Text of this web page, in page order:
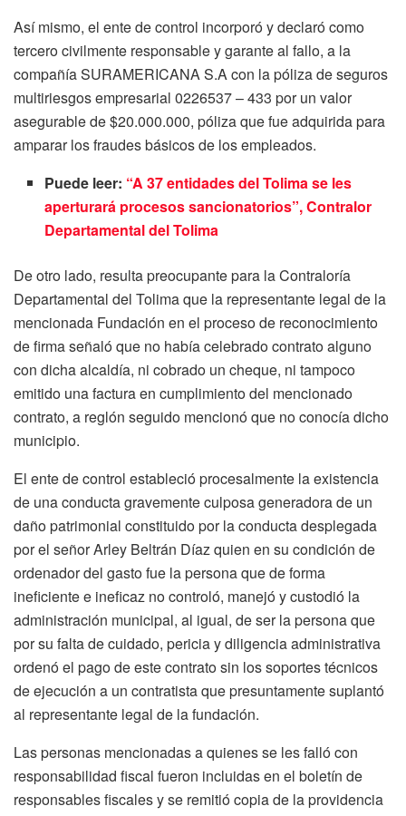
Así mismo, el ente de control incorporó y declaró como
tercero civilmente responsable y garante al fallo, a la
compañía SURAMERICANA S.A con la póliza de seguros
multiriesgos empresarial 0226537 – 433 por un valor
asegurable de $20.000.000, póliza que fue adquirida para
amparar los fraudes básicos de los empleados.
Puede leer: “A 37 entidades del Tolima se les
aperturará procesos sancionatorios”, Contralor
Departamental del Tolima
De otro lado, resulta preocupante para la Contraloría
Departamental del Tolima que la representante legal de la
mencionada Fundación en el proceso de reconocimiento
de firma señaló que no había celebrado contrato alguno
con dicha alcaldía, ni cobrado un cheque, ni tampoco
emitido una factura en cumplimiento del mencionado
contrato, a reglón seguido mencionó que no conocía dicho
municipio.
El ente de control estableció procesalmente la existencia
de una conducta gravemente culposa generadora de un
daño patrimonial constituido por la conducta desplegada
por el señor Arley Beltrán Díaz quien en su condición de
ordenador del gasto fue la persona que de forma
ineficiente e ineficaz no controló, manejó y custodió la
administración municipal, al igual, de ser la persona que
por su falta de cuidado, pericia y diligencia administrativa
ordenó el pago de este contrato sin los soportes técnicos
de ejecución a un contratista que presuntamente suplantó
al representante legal de la fundación.
Las personas mencionadas a quienes se les falló con
responsabilidad fiscal fueron incluidas en el boletín de
responsables fiscales y se remitió copia de la providencia